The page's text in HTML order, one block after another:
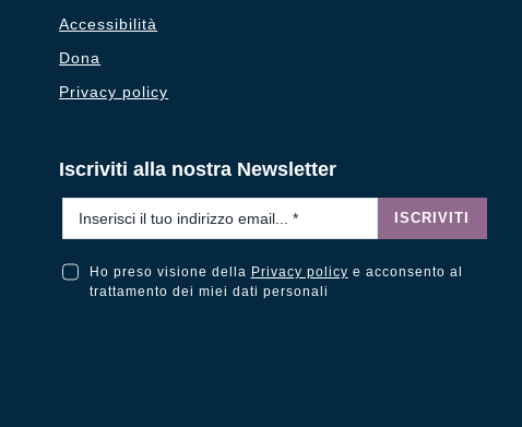
Accessibilità
Dona
Privacy policy
Iscriviti alla nostra Newsletter
ISCRIVITI
Ho preso visione della Privacy policy e acconsento al
trattamento dei miei dati personali